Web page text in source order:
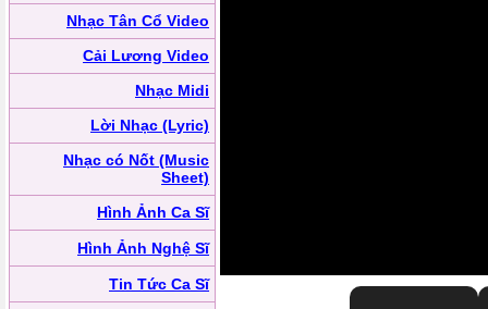
Nhạc Tân Cổ Video
Cải Lương Video
Nhạc Midi
Lời Nhạc (Lyric)
Nhạc có Nốt (Music
Sheet)
Hình Ảnh Ca Sĩ
Hình Ảnh Nghệ Sĩ
Tin Tức Ca Sĩ